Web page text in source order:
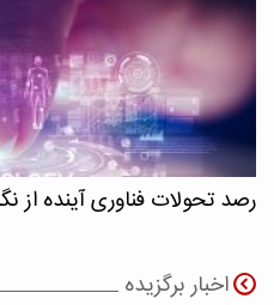
رصد تحولات فناوری آینده از
اخبار برگزیده